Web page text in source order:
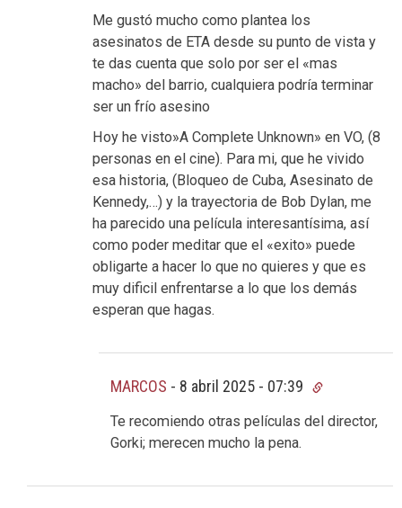
Me gustó mucho como plantea los
asesinatos de ETA desde su punto de vista y
te das cuenta que solo por ser el «mas
macho» del barrio, cualquiera podría terminar
ser un frío asesino
Hoy he visto»A Complete Unknown» en VO, (8
personas en el cine). Para mi, que he vivido
esa historia, (Bloqueo de Cuba, Asesinato de
Kennedy,…) y la trayectoria de Bob Dylan, me
ha parecido una película interesantísima, así
como poder meditar que el «exito» puede
obligarte a hacer lo que no quieres y que es
muy dificil enfrentarse a lo que los demás
esperan que hagas.
MARCOS - 8 abril 2025 - 07:39
Te recomiendo otras películas del director,
Gorki; merecen mucho la pena.